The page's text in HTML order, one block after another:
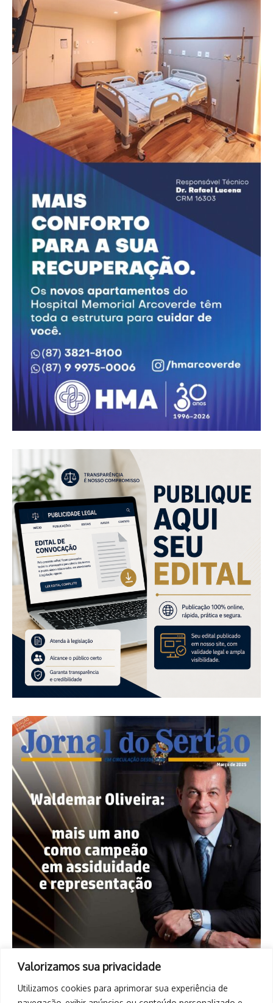
Valorizamos sua privacidade
Utilizamos cookies para aprimorar sua experiência de